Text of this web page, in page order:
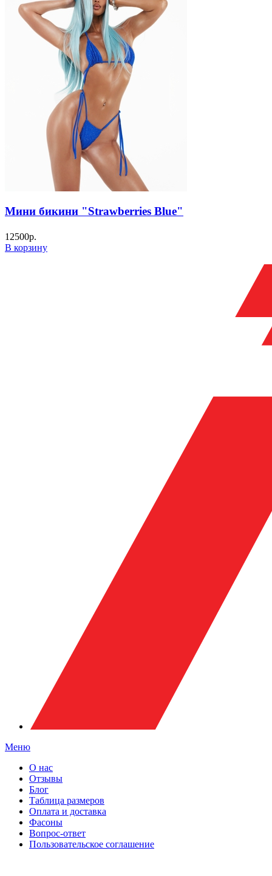
Мини бикини "Strawberries Blue"
12500р.
В корзину
Меню
О нас
Отзывы
Блог
Таблица размеров
Оплата и доставка
Фасоны
Вопрос-ответ
Пользовательское соглашение